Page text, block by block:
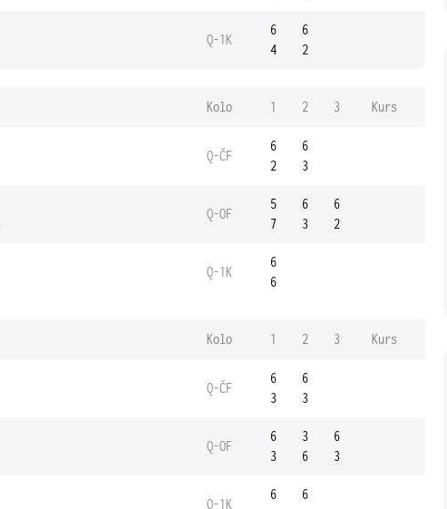
Q-1K
6
4
6
2
Kolo 1 2 3 Kurs
Q-ČF
6
2
6
3
Q-OF
5
7
6
3
6
2
Q-1K
6
6
Kolo 1 2 3 Kurs
Q-ČF
6
3
6
3
Q-OF
6
3
3
6
6
3
Q-1K
6
6